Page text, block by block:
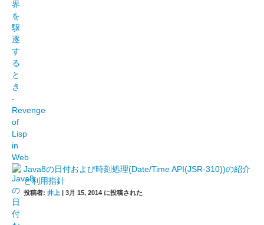
Java8の日付および時刻処理(Date/Time API(JSR-310))の紹介
と利用指針
投稿者: 井上 | 3月 15, 2014 に投稿された